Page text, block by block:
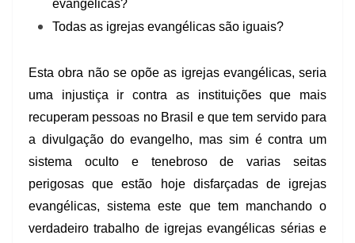
evangélicas?
Todas as igrejas evangélicas são iguais?
Esta obra não se opõe as igrejas evangélicas, seria
uma injustiça ir contra as instituições que mais
recuperam pessoas no Brasil e que tem servido para
a divulgação do evangelho, mas sim é contra um
sistema oculto e tenebroso de varias seitas
perigosas que estão hoje disfarçadas de igrejas
evangélicas, sistema este que tem manchando o
verdadeiro trabalho de igrejas evangélicas sérias e